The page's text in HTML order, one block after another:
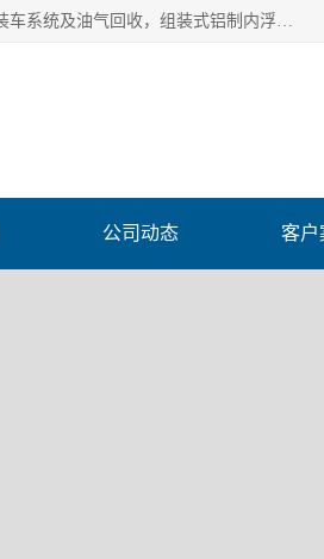
连云港爱德石化机械有限公司主要产品有：鹤管、旋转接头、密封圈、输油臂、储运定量装车系统及油气回收，组装式铝制内浮盘及油罐附件、钢结构栈桥/平台、活动梯、紧急脱离拉断阀等。完备的制造和检测手段以及高素质的员工确保了产品的质量。
公司动态 客户